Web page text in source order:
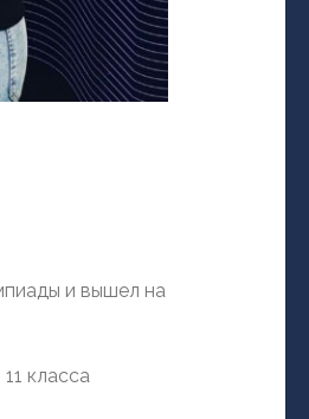
и вышел на
класса